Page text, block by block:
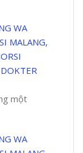
WA
MALANG,
một
WA